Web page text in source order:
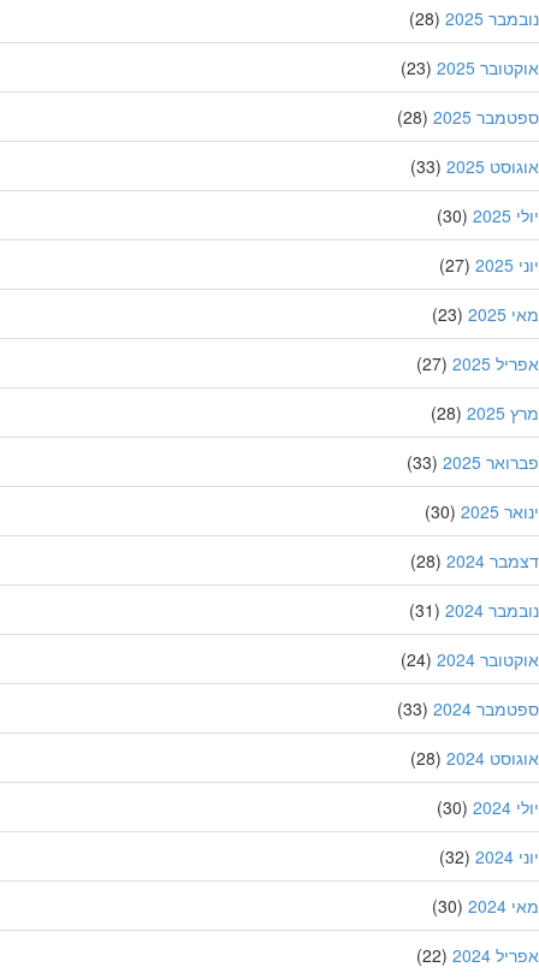
2025
(28)
2025
(23)
2025
(28)
2025
(33)
(30)
(27)
(23)
2025
(27)
(28)
2025
(33)
2025
(30)
2024
(28)
2024
(31)
2024
(24)
2024
(33)
2024
(28)
(30)
(32)
(30)
2024
(22)